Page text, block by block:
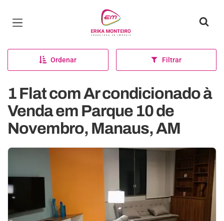
Página inicial
Ordenar Filtrar
1 Flat com Ar condicionado à
Venda em Parque 10 de
Novembro, Manaus, AM